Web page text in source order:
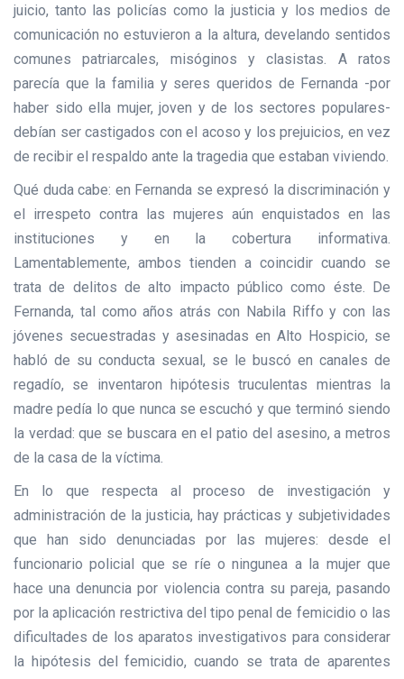
juicio, tanto las policías como la justicia y los medios de
comunicación no estuvieron a la altura, develando sentidos
comunes patriarcales, misóginos y clasistas. A ratos
parecía que la familia y seres queridos de Fernanda -por
haber sido ella mujer, joven y de los sectores populares-
debían ser castigados con el acoso y los prejuicios, en vez
de recibir el respaldo ante la tragedia que estaban viviendo.
Qué duda cabe: en Fernanda se expresó la discriminación y
el irrespeto contra las mujeres aún enquistados en las
instituciones y en la cobertura informativa.
Lamentablemente, ambos tienden a coincidir cuando se
trata de delitos de alto impacto público como éste. De
Fernanda, tal como años atrás con Nabila Riffo y con las
jóvenes secuestradas y asesinadas en Alto Hospicio, se
habló de su conducta sexual, se le buscó en canales de
regadío, se inventaron hipótesis truculentas mientras la
madre pedía lo que nunca se escuchó y que terminó siendo
la verdad: que se buscara en el patio del asesino, a metros
de la casa de la víctima.
En lo que respecta al proceso de investigación y
administración de la justicia, hay prácticas y subjetividades
que han sido denunciadas por las mujeres: desde el
funcionario policial que se ríe o ningunea a la mujer que
hace una denuncia por violencia contra su pareja, pasando
por la aplicación restrictiva del tipo penal de femicidio o las
dificultades de los aparatos investigativos para considerar
la hipótesis del femicidio, cuando se trata de aparentes